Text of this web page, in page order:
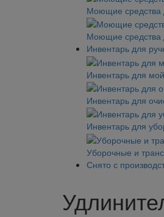
Моющие средства
Моющие средства
Инвентарь для
Инвентарь для
Инвентарь для
Инвентарь для
Уборочные и
Снято с